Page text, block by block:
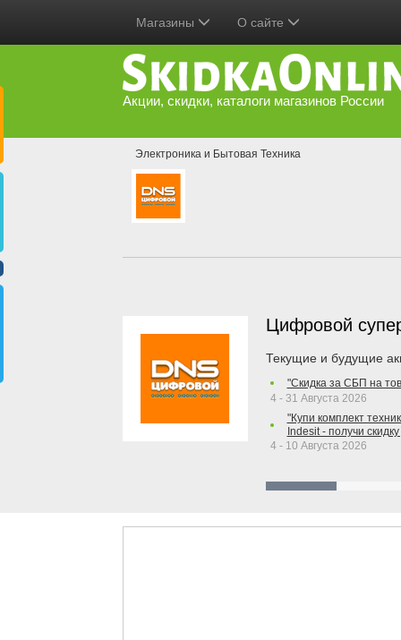
Магазины О сайте
Акции, скидки, каталоги магазинов России
Электроника и Бытовая Техника
Цифровой
Текущие и будущие
"Скидка за СБП на
4 - 31 Августа 2026
"Купи комплект
Indesit - получи
4 - 10 Августа 2026